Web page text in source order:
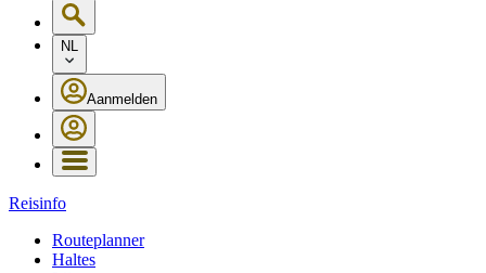
NL
Aanmelden
Reisinfo
Routeplanner
Haltes